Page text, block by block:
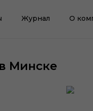
Журнал О
Минске